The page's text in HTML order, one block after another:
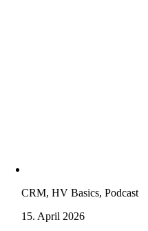
CRM, HV Basics, Podcast
15. April 2026